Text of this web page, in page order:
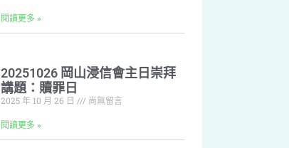
閱讀更多 »
20251026 岡山浸信會主日崇拜
講題：贖罪日
2025 年 10 月 26 日 尚無留言
閱讀更多 »